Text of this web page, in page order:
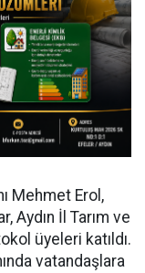
Mehmet Erol,
Aydın İl Tarım ve
üyeleri katıldı.
vatandaşlara